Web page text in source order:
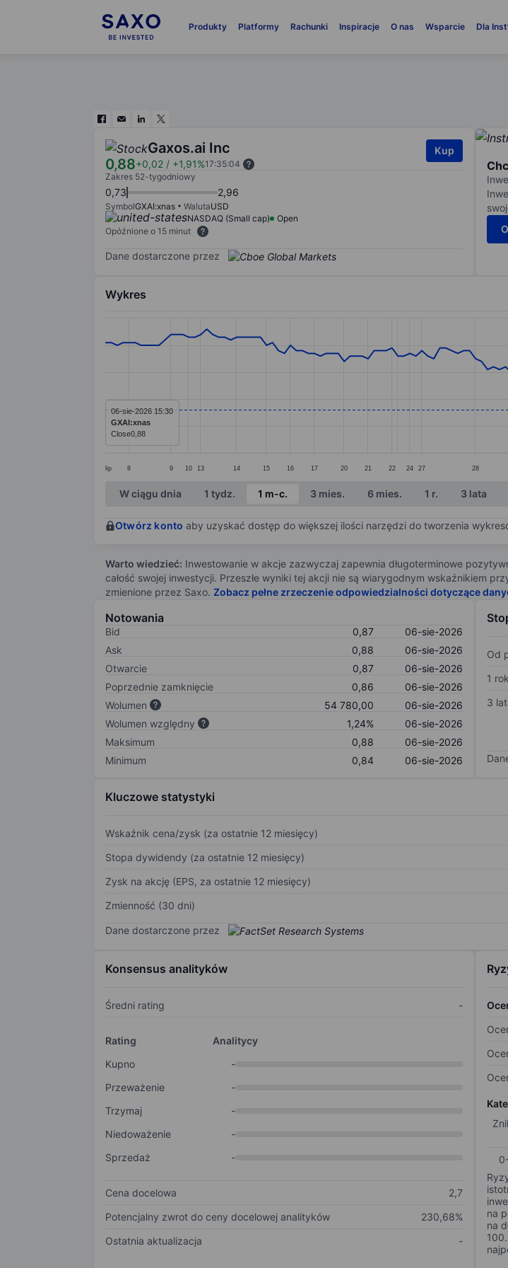
Produkty Platformy Rachunki Inspiracje O nas Wsparcie Dla
Gaxos.ai Inc
0,88+0,02 / +1,91%17:35:04
Kup
Zakres 52-tygodniowy
0,73 2,96
SymbolGXAI:xnas WalutaUSD
NASDAQ (Small cap)
Open
Opóźnione o 15 minut
Dane dostarczone przez
Wykres
lip 8 9 10 13 14 15 16 17 20 21 22 24 27 28
06-sie-2026 15:30
GXAI:xnas
Close0,88
End of interactive chart.
W ciągu dnia 1 tydz. 1 m-c. 3 mies. 6 mies. 1 r. 3 lata
Otwórz konto aby uzyskać dostęp do większej ilości narzędzi do tworzenia
Warto wiedzieć: Inwestowanie w akcje zazwyczaj zapewnia długoterminowe
całość swojej inwestycji. Przeszłe wyniki tej akcji nie są wiarygodnym wskaźnikiem
zmienione przez Saxo. Zobacz pełne zrzeczenie odpowiedzialności dotyczące
Notowania
Bid 0,87
06-sie-2026
Ask
0,88
06-sie-2026
Otwarcie
0,87
06-sie-2026
Poprzednie zamknięcie
0,86
06-sie-2026
Wolumen
54 780,00
06-sie-2026
Wolumen względny
1,24%
06-sie-2026
Maksimum
0,88
06-sie-2026
Minimum
0,84 06-sie-2026
Od
1 rok
3
Kluczowe statystyki
Wskaźnik cena/zysk (za ostatnie 12 miesięcy)
Stopa dywidendy (za ostatnie 12 miesięcy)
Zysk na akcję (EPS, za ostatnie 12 miesięcy)
Zmienność (30 dni)
Dane dostarczone przez
Konsensus analityków
Średni rating -
Rating
Analitycy
Kupno
-
Przeważenie
-
Trzymaj
-
Niedoważenie
-
Sprzedaż
-
Cena docelowa
2,7
Potencjalny zwrot do ceny docelowej analityków
230,68%
Ostatnia aktualizacja
-
na
na